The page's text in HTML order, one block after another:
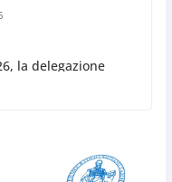
la delegazione